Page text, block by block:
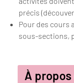
précis
Pour des cours
sous-sections,
À